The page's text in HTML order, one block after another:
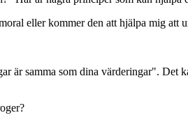
eller kommer den att hjälpa mig
är samma som dina värderingar".